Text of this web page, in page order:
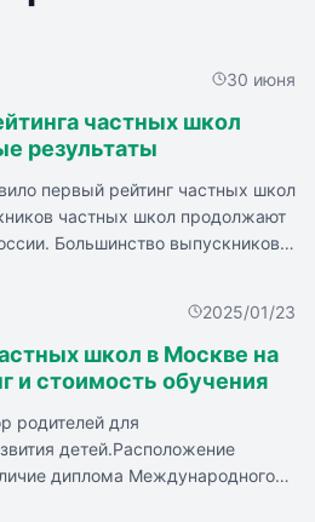
30 июня
частных школ
результаты
первый рейтинг частных школ
частных школ продолжают
Большинство выпускников
формируют быстрорастущий
образования.
в частном секторе возросла
последние 4 года. Доля частных
выпускников составляет 10%
направлений
стали признанными
2025/01/23
школ в Москве на
и стоимость обучения
родителей для
детей.Расположение
диплома Международного